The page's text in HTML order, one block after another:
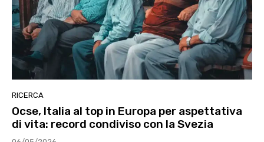
RICERCA
Ocse, Italia al top in Europa per aspettativa
di vita: record condiviso con la Svezia